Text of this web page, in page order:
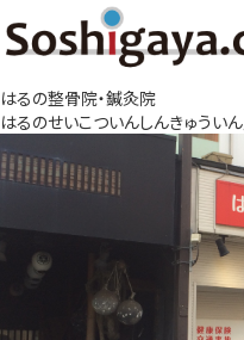
祖師谷商店街
はるの整骨院・鍼灸院
はるのせいこついんしんきゅうい